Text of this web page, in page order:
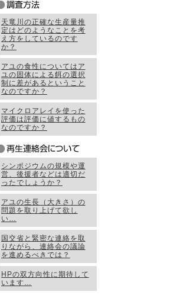
天竜川の正確な生産量推
定はどのようなことを考
え方をしているのです
か？
アユの食性についてはア
ユの固体による餌の選択
制に差があるということ
なのですか？
マイクロアレイを使った
評価は評価に値するもの
なのですか？
シンポジウムの規模や運
営、後援者などは適切だ
ったでしょうか？
アユの生長（大きさ）の
問題を取り上げて欲し
い…
国交省と緊密な連絡を取
りながら、連絡会の議論
を進めるべきでは？
HPの双方向性に期待して
います…